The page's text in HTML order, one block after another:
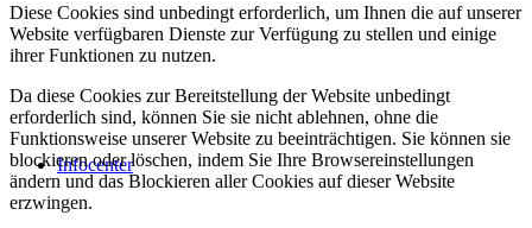
Infocenter
Diese Cookies sind unbedingt erforderlich, um Ihnen die auf unserer
Website verfügbaren Dienste zur Verfügung zu stellen und einige
ihrer Funktionen zu nutzen.
Da diese Cookies zur Bereitstellung der Website unbedingt
erforderlich sind, können Sie sie nicht ablehnen, ohne die
Funktionsweise unserer Website zu beeinträchtigen. Sie können sie
blockieren oder löschen, indem Sie Ihre Browsereinstellungen
ändern und das Blockieren aller Cookies auf dieser Website
erzwingen.